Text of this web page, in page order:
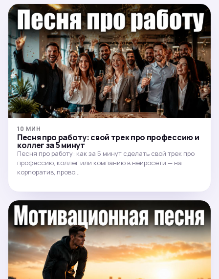
10 МИН
Песня про работу: свой трек про профессию и
коллег за 5 минут
Песня про работу: как за 5 минут сделать свой трек про
профессию, коллег или компанию в нейросети — на
корпоратив, прово…